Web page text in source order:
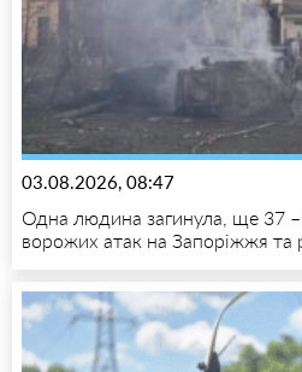
03.08.2026, 08:47
Одна людина загинула, ще 37 –
ворожих атак на Запоріжжя та